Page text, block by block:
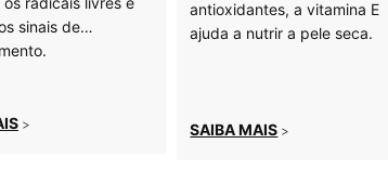
sinais de
>
antioxidantes, a vitamina E
ajuda a nutrir a pele seca.
SAIBA MAIS >